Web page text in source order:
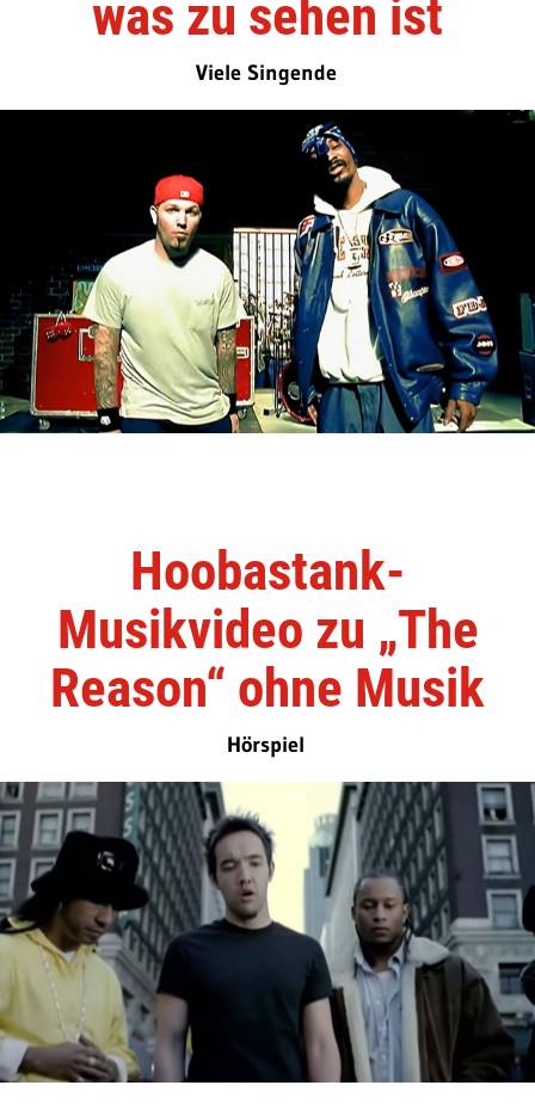
was zu sehen ist
Viele Singende
Hoobastank-
Musikvideo zu „The
Reason“ ohne Musik
Hörspiel